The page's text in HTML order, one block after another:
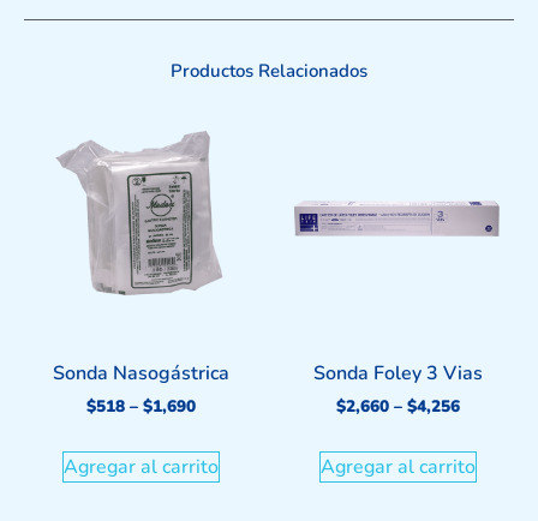
Productos Relacionados
Sonda Nasogástrica
$518 – $1,690
Agregar al carrito
Sonda Foley 3 Vias
$2,660 – $4,256
Agregar al carrito